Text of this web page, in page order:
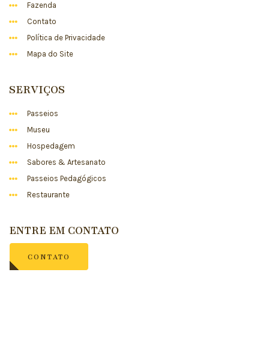
Fazenda
Contato
Política de Privacidade
Mapa do Site
SERVIÇOS
Passeios
Museu
Hospedagem
Sabores & Artesanato
Passeios Pedagógicos
Restaurante
ENTRE EM CONTATO
CONTATO